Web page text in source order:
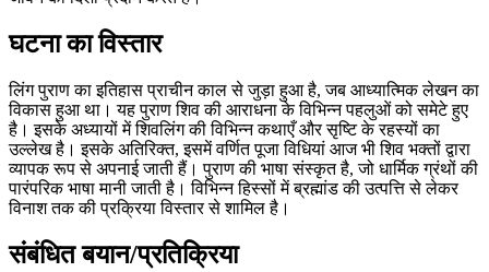
घटना का विस्तार
लिंग पुराण का इतिहास प्राचीन काल से जुड़ा हुआ है, जब आध्यात्मिक लेखन का
विकास हुआ था। यह पुराण शिव की आराधना के विभिन्न पहलुओं को समेटे हुए
है। इसके अध्यायों में शिवलिंग की विभिन्न कथाएँ और सृष्टि के रहस्यों का
उल्लेख है। इसके अतिरिक्त, इसमें वर्णित पूजा विधियां आज भी शिव भक्तों द्वारा
व्यापक रूप से अपनाई जाती हैं। पुराण की भाषा संस्कृत है, जो धार्मिक ग्रंथों की
पारंपरिक भाषा मानी जाती है। विभिन्न हिस्सों में ब्रह्मांड की उत्पत्ति से लेकर
विनाश तक की प्रक्रिया विस्तार से शामिल है।
संबंधित बयान/प्रतिक्रिया